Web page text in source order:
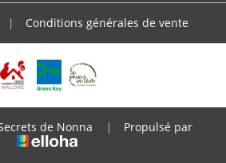
| Conditions générales de vente
de Nonna | Propulsé par